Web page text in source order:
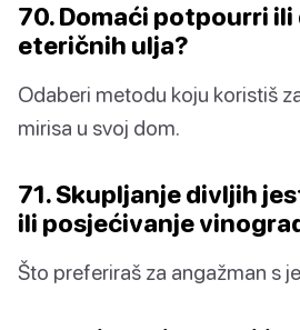
70. Domaći potpourri
eteričnih ulja?
Odaberi metodu koju koristiš
mirisa u svoj dom.
71. Skupljanje divljih
ili posjećivanje
Što preferiraš za angažman s